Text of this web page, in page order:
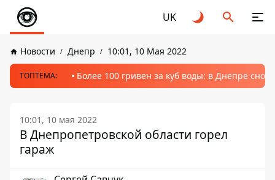
UK
Новости Днепр 10:01, 10 Мая 2022
ТОПТЕМА: Более 100 гривен за куб воды: в Днепре
10:01, 10 мая 2022
В Днепропетровской области горел
гараж